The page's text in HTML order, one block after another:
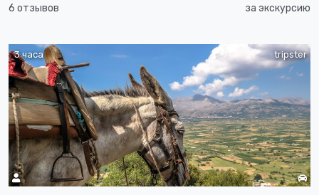
6 отзывов
за экскурсию
tripster
3 часа